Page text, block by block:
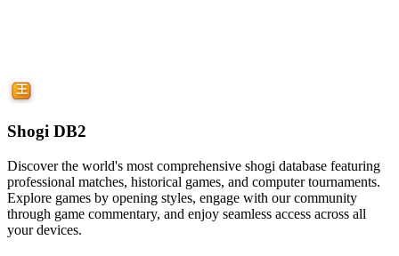
Shogi DB2
Discover the world's most comprehensive shogi database featuring
professional matches, historical games, and computer tournaments.
Explore games by opening styles, engage with our community
through game commentary, and enjoy seamless access across all
your devices.